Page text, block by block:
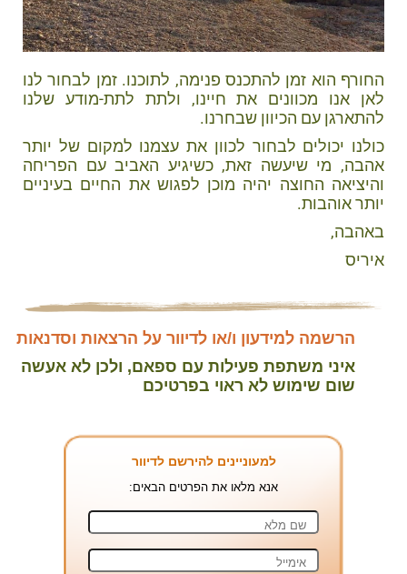
החורף הוא זמן להתכנס פנימה, לתוכנו. זמן לבחור לנו
לאן אנו מכוונים את חיינו, ולתת לתת-מודע שלנו
להתארגן עם הכיוון שבחרנו.
כולנו יכולים לבחור לכוון את עצמנו למקום של יותר
אהבה, מי שיעשה זאת, כשיגיע האביב עם הפריחה
והיציאה החוצה יהיה מוכן לפגוש את החיים בעיניים
יותר אוהבות.
באהבה,
איריס
הרשמה למידעון ו/או לדיוור על הרצאות וסדנאות
איני משתפת פעילות עם ספאם, ולכן לא אעשה
שום שימוש לא ראוי בפרטיכם
למעוניינים להירשם לדיוור
אנא מלאו את הפרטים הבאים: